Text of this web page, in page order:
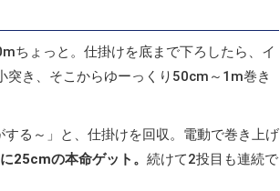
ちょっと。仕掛けを底まで下ろしたら、イ
突き、そこからゆーっくり50cm～1m巻き
る～」と、仕掛けを回収。電動で巻き上げ
25cmの本命ゲット。 続けて2投目も連続で